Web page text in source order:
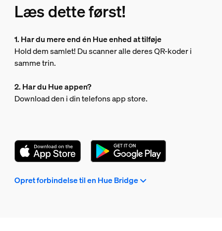
Læs dette først!
1. Har du mere end én Hue enhed at tilføje
Hold dem samlet! Du scanner alle deres QR-koder i
samme trin.
2. Har du Hue appen?
Download den i din telefons app store.
Opret forbindelse til en Hue Bridge